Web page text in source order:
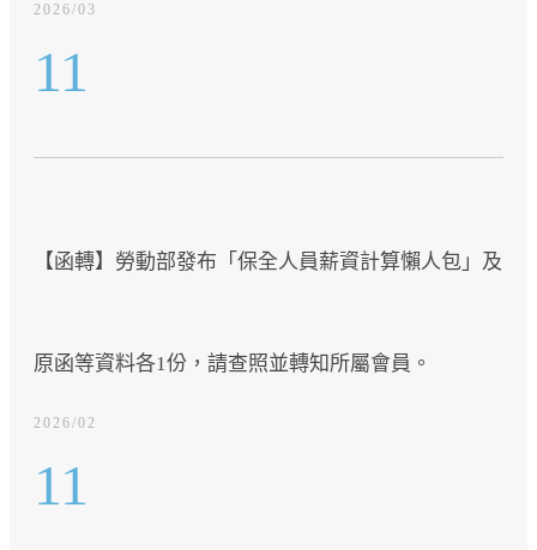
2026/03
11
【函轉】勞動部發布「保全人員薪資計算懶人包」及
原函等資料各1份，請查照並轉知所屬會員。
2026/02
11